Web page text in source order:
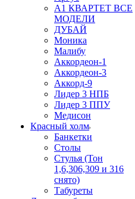
А1 КВАРТЕТ ВСЕ
МОДЕЛИ
ДУБАЙ
Моника
Малибу
Аккордеон-1
Аккордеон-3
Аккорд-9
Лидер 3 НПБ
Лидер 3 ППУ
Медисон
Красный холм
Банкетки
Столы
Стулья (Тон
1,6,306,309 и 316
снято)
Табуреты